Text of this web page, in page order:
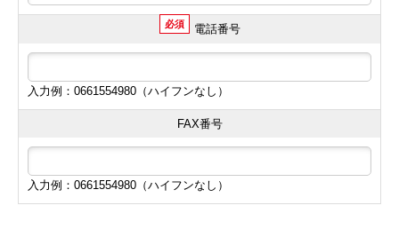
必須 電話番号
入力例：0661554980（ハイフンなし）
FAX番号
入力例：0661554980（ハイフンなし）